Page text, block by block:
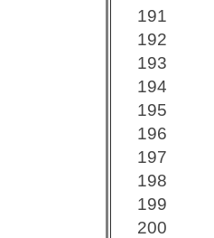
191
192
193
194
195
196
197
198
199
200